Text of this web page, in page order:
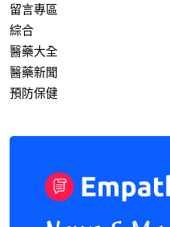
留言專區
綜合
醫藥大全
醫藥新聞
預防保健